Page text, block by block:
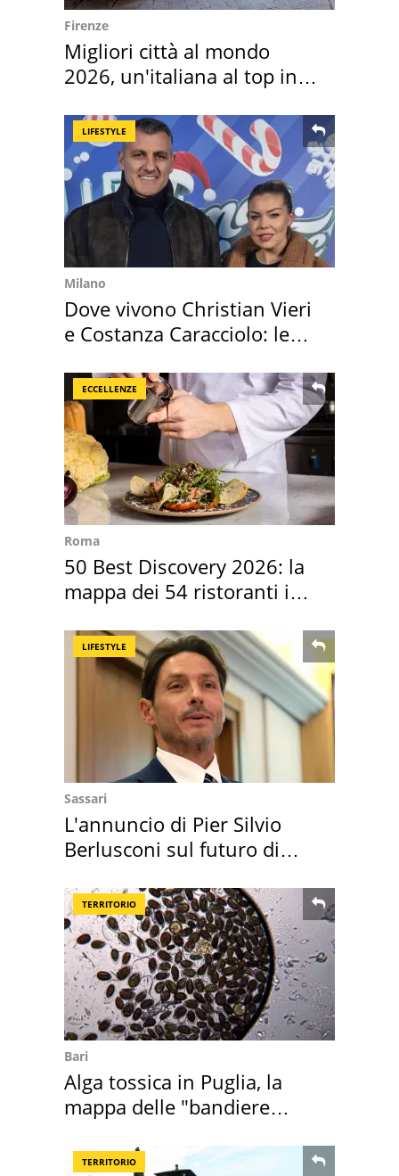
Firenze
Migliori città al mondo
2026, un'italiana al top in
LIFESTYLE
Milano
Dove vivono Christian Vieri
e Costanza Caracciolo: le
ECCELLENZE
Roma
50 Best Discovery 2026: la
mappa dei 54 ristoranti in
LIFESTYLE
Sassari
L'annuncio di Pier Silvio
Berlusconi sul futuro di
TERRITORIO
Bari
Alga tossica in Puglia, la
mappa delle "bandiere
TERRITORIO